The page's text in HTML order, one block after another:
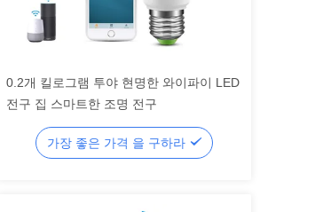
0.2개 킬로그램 투야 현명한 와이파이 LED
전구 집 스마트한 조명 전구
가장 좋은 가격 을 구하라